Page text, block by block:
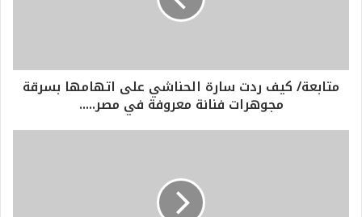
متابعة/ كيف ردت سارة الحناشي على اتهامها بسرقة
مجوهرات فنانة معروفة في مصر.....